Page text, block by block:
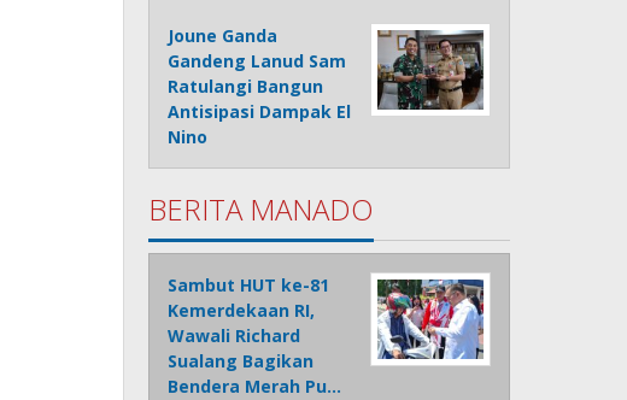
Joune Ganda
Gandeng Lanud Sam
Ratulangi Bangun
Antisipasi Dampak El
Nino
BERITA MANADO
Sambut HUT ke-81
Kemerdekaan RI,
Wawali Richard
Sualang Bagikan
Bendera Merah Pu…